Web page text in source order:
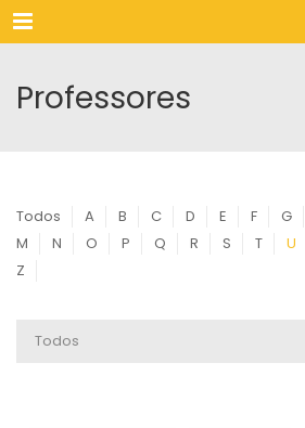
Menu
Professores
Todos A B C D E F G
M
N O P Q R S T U
Z